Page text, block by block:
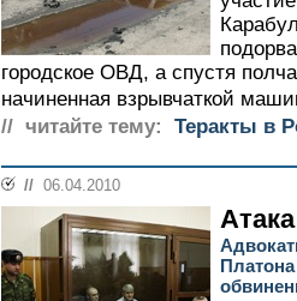
городское ОВД, а спустя
начиненная взрывчаткой
// читайте тему:
Теракты в
// 06.04.2010